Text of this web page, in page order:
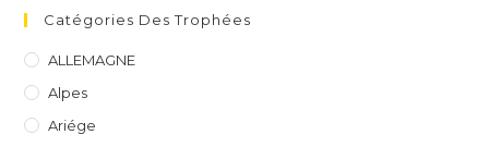
Catégories Des Trophées
ALLEMAGNE
Alpes
Ariége